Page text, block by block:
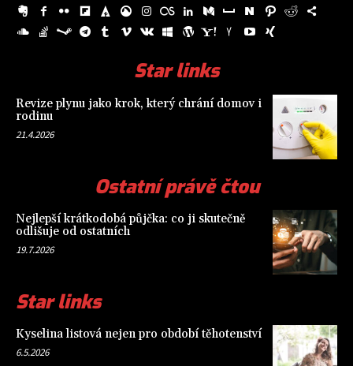
Star links
Revize plynu jako krok, který chrání domov i
rodinu
21.4.2026
Ostatní právě čtou
Nejlepší krátkodobá půjčka: co ji skutečně
odlišuje od ostatních
19.7.2026
Star links
Kyselina listová nejen pro období těhotenství
6.5.2026